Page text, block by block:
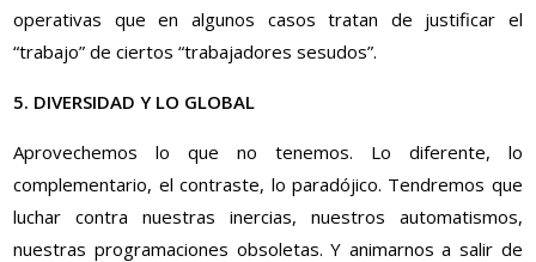
operativas que en algunos casos tratan de justificar el
“trabajo” de ciertos “trabajadores sesudos”.
5. DIVERSIDAD Y LO GLOBAL
Aprovechemos lo que no tenemos. Lo diferente, lo
complementario, el contraste, lo paradójico. Tendremos que
luchar contra nuestras inercias, nuestros automatismos,
nuestras programaciones obsoletas. Y animarnos a salir de